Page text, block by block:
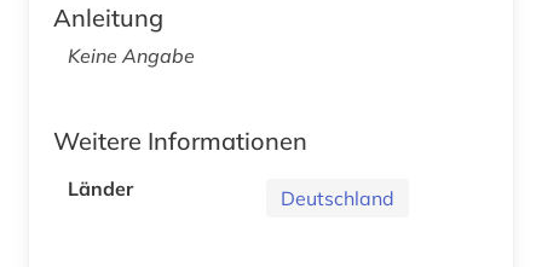
Anleitung
Keine Angabe
Weitere Informationen
Länder Deutschland